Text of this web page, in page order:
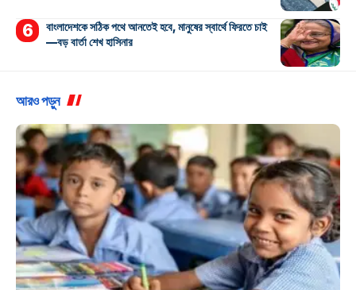
বাংলাদেশকে সঠিক পথে আনতেই হবে, মানুষের স্বার্থে ফিরতে চাই
—বড় বার্তা শেখ হাসিনার
আরও পড়ুন